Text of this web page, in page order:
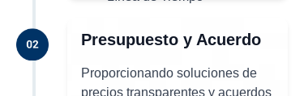
Presupuesto y Acuerdo
Proporcionando soluciones de
precios transparentes y acuerdos